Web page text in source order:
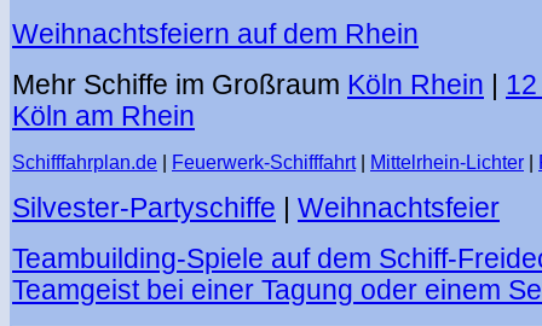
Weihnachtsfeiern auf dem Rhein
Mehr Schiffe im Großraum Köln Rhein
Köln am Rhein
Schifffahrplan.de Feuerwerk-Schifffahrt| Mittelrhein-Lichter
Silvester-Partyschiffe
Weihnachtsfeier
Teambuilding-Spiele auf dem Schiff-
Teamgeist bei einer Tagung oder einem